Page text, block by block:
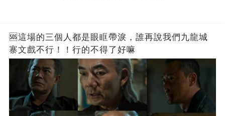
🆘這場的三個人都是眼眶帶淚，誰再說我們九龍城
寨文戲不行！！行的不得了好嘛